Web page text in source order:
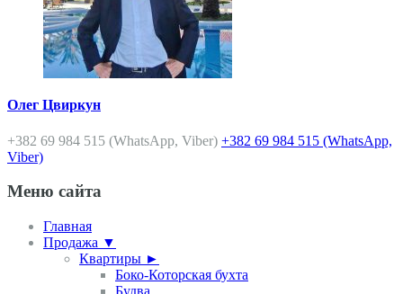
Олег Цвиркун
+382 69 984 515 (WhatsApp, Viber) +382 69 984 515 (WhatsApp,
Viber)
Меню сайта
Главная
Продажа ▼
Квартиры ►
Боко-Которская бухта
Будва